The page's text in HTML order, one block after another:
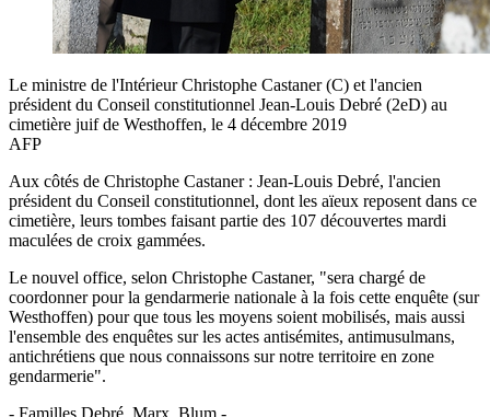
Le ministre de l'Intérieur Christophe Castaner (C) et l'ancien
président du Conseil constitutionnel Jean-Louis Debré (2eD) au
cimetière juif de Westhoffen, le 4 décembre 2019
AFP
Aux côtés de Christophe Castaner : Jean-Louis Debré, l'ancien
président du Conseil constitutionnel, dont les aïeux reposent dans ce
cimetière, leurs tombes faisant partie des 107 découvertes mardi
maculées de croix gammées.
Le nouvel office, selon Christophe Castaner, "sera chargé de
coordonner pour la gendarmerie nationale à la fois cette enquête (sur
Westhoffen) pour que tous les moyens soient mobilisés, mais aussi
l'ensemble des enquêtes sur les actes antisémites, antimusulmans,
antichrétiens que nous connaissons sur notre territoire en zone
gendarmerie".
- Familles Debré, Marx, Blum -